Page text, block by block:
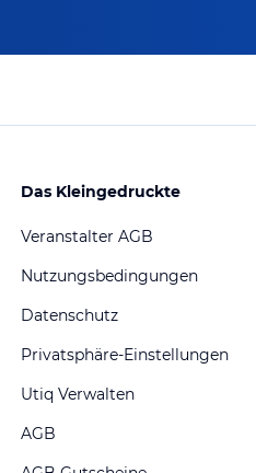
Das Kleingedruckte
Veranstalter AGB
Nutzungsbedingungen
Datenschutz
Privatsphäre-Einstellungen
Utiq Verwalten
AGB